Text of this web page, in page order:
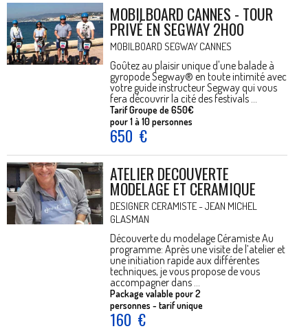
MOBILBOARD CANNES - TOUR
PRIVÉ EN SEGWAY 2H00
MOBILBOARD SEGWAY CANNES
Goûtez au plaisir unique d'une balade à
gyropode Segway® en toute intimité avec
votre guide instructeur Segway qui vous
fera découvrir la cité des festivals ...
Tarif Groupe de 650€
pour 1 à 10 personnes
650 €
ATELIER DECOUVERTE
MODELAGE ET CERAMIQUE
DESIGNER CERAMISTE - JEAN MICHEL
GLASMAN
Découverte du modelage Céramiste Au
programme: Après une visite de l’atelier et
une initiation rapide aux différentes
techniques, je vous propose de vous
accompagner dans ...
Package valable pour 2
personnes - tarif unique
160 €